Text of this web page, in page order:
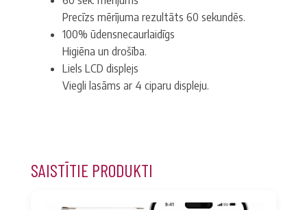
Precīzs mērījuma rezultāts 60 sekundēs.
100% ūdensnecaurlaidīgs
Higiēna un drošība.
Liels LCD displejs
Viegli lasāms ar 4 ciparu displeju.
SAISTĪTIE PRODUKTI